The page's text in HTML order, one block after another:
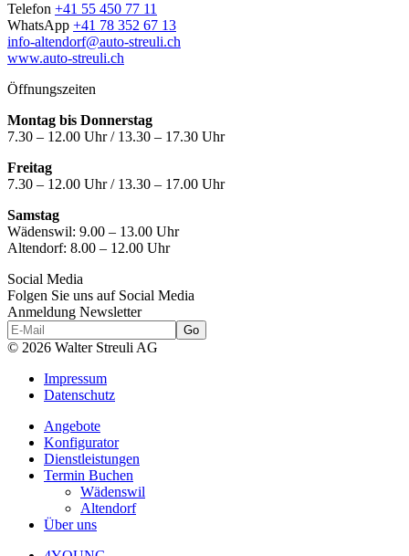
Telefon +41 55 450 77 11
WhatsApp +41 78 352 67 13
info-altendorf@auto-streuli.ch
www.auto-streuli.ch
Öffnungszeiten
Montag bis Donnerstag
7.30 – 12.00 Uhr / 13.30 – 17.30 Uhr
Freitag
7.30 – 12.00 Uhr / 13.30 – 17.00 Uhr
Samstag
Wädenswil: 9.00 – 13.00 Uhr
Altendorf: 8.00 – 12.00 Uhr
Social Media
Folgen Sie uns auf Social Media
Anmeldung Newsletter
© 2026 Walter Streuli AG
Impressum
Datenschutz
Angebote
Konfigurator
Dienstleistungen
Termin Buchen
Wädenswil
Altendorf
Über uns